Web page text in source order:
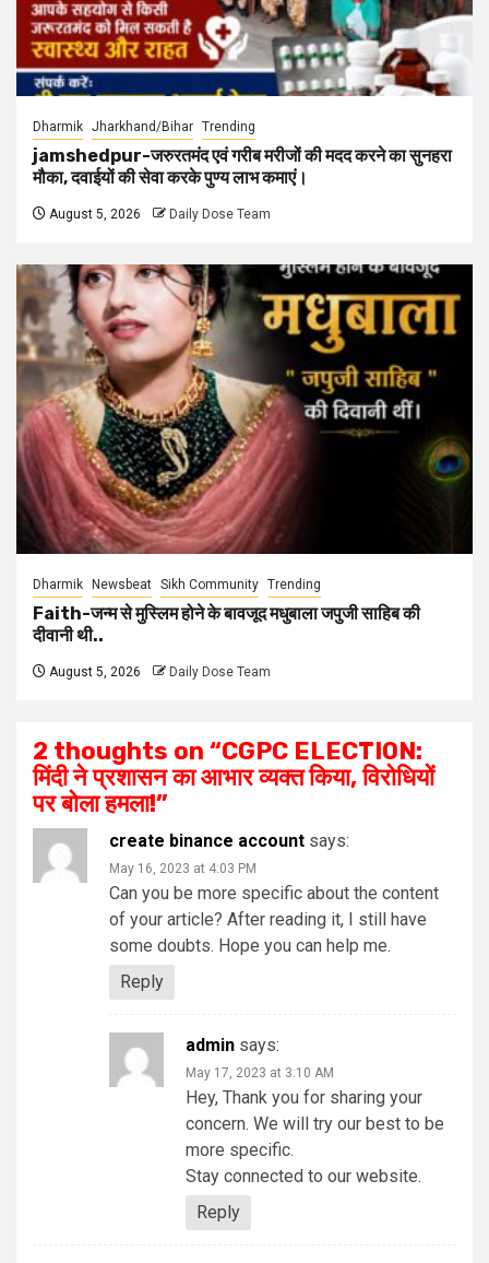
Dharmik Jharkhand/Bihar Trending
jamshedpur-जरुरतमंद एवं गरीब मरीजों की मदद करने का सुनहरा
मौका, दवाईयों की सेवा करके पुण्य लाभ कमाएं।
August 5, 2026 Daily Dose Team
Dharmik Newsbeat Sikh Community Trending
Faith-जन्म से मुस्लिम होने के बावजूद मधुबाला जपुजी साहिब की
दीवानी थी..
August 5, 2026 Daily Dose Team
2 thoughts on “CGPC ELECTION:
मिंदी ने प्रशासन का आभार व्यक्त किया, विरोधियों
पर बोला हमला!”
create binance account says:
May 16, 2023 at 4:03 PM
Can you be more specific about the content
of your article? After reading it, I still have
some doubts. Hope you can help me.
Reply
admin says:
May 17, 2023 at 3:10 AM
Hey, Thank you for sharing your
concern. We will try our best to be
more specific.
Stay connected to our website.
Reply